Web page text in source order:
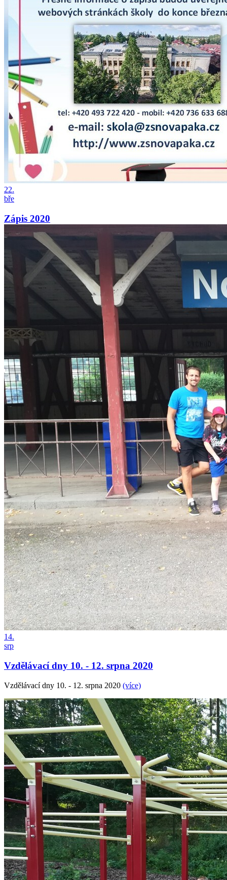
22.
bře
Zápis 2020
14.
srp
Vzdělávací dny 10. - 12. srpna 2020
Vzdělávací dny 10. - 12. srpna 2020 (více)